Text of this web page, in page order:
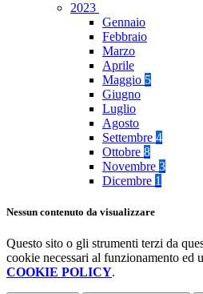
2023
Gennaio
Febbraio
Marzo
Aprile
Maggio 5
Giugno
Luglio
Agosto
Settembre 4
Ottobre 8
Novembre 3
Dicembre 1
Nessun contenuto da visualizzare
Questo sito o gli strumenti terzi da
cookie necessari al funzionamento
COOKIE POLICY.